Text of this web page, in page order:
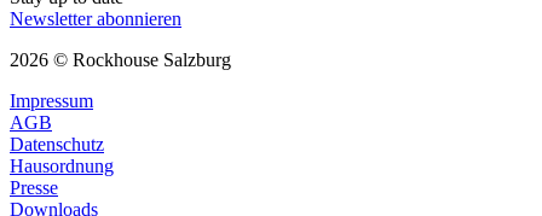
Newsletter abonnieren
2026 © Rockhouse Salzburg
Impressum
AGB
Datenschutz
Hausordnung
Presse
Downloads